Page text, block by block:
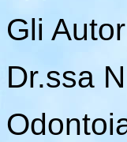
Gli
Dr.ssa